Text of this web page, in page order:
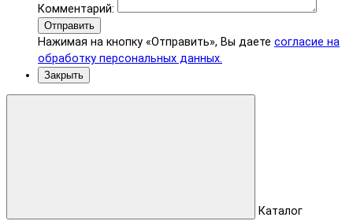
Комментарий:
Отправить
Нажимая на кнопку «Отправить», Вы даете согласие на
обработку персональных данных.
Закрыть
Каталог